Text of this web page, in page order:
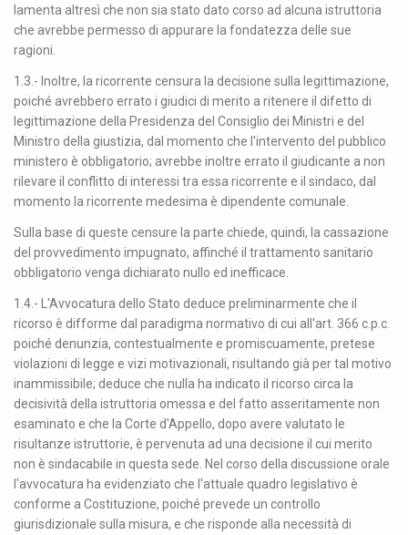
lamenta altresì che non sia stato dato corso ad alcuna istruttoria
che avrebbe permesso di appurare la fondatezza delle sue
ragioni.
1.3.- Inoltre, la ricorrente censura la decisione sulla legittimazione,
poiché avrebbero errato i giudici di merito a ritenere il difetto di
legittimazione della Presidenza del Consiglio dei Ministri e del
Ministro della giustizia, dal momento che l'intervento del pubblico
ministero è obbligatorio; avrebbe inoltre errato il giudicante a non
rilevare il conflitto di interessi tra essa ricorrente e il sindaco, dal
momento la ricorrente medesima è dipendente comunale.
Sulla base di queste censure la parte chiede, quindi, la cassazione
del provvedimento impugnato, affinché il trattamento sanitario
obbligatorio venga dichiarato nullo ed inefficace.
1.4.- L'Avvocatura dello Stato deduce preliminarmente che il
ricorso è difforme dal paradigma normativo di cui all'art. 366 c.p.c.
poiché denunzia, contestualmente e promiscuamente, pretese
violazioni di legge e vizi motivazionali, risultando già per tal motivo
inammissibile; deduce che nulla ha indicato il ricorso circa la
decisività della istruttoria omessa e del fatto asseritamente non
esaminato e che la Corte d'Appello, dopo avere valutato le
risultanze istruttorie, è pervenuta ad una decisione il cui merito
non è sindacabile in questa sede. Nel corso della discussione orale
l'avvocatura ha evidenziato che l'attuale quadro legislativo è
conforme a Costituzione, poiché prevede un controllo
giurisdizionale sulla misura, e che risponde alla necessità di